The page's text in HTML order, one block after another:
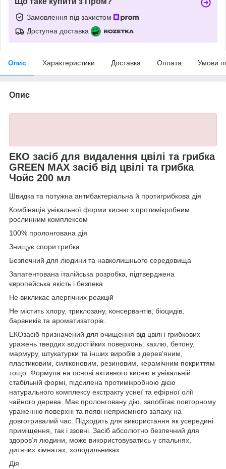
Замовлення під захистом
Доступна доставка
Опис Характеристики Доставка Оплата Умови
Опис
EКО засіб для видалення цвілі та грибка
GREEN MAX засіб від цвілі та грибка
Чойс 200 мл
Швидка та потужна антибактеріальна й протигрибкова дія
Комбінація унікальної форми кисню з протимікробним
рослинним комплексом
100% пролонгована дія
Знищує спори грибка
Безпечний для людини та навколишнього середовища
Запатентована італійська розробка, підтверджена
європейська якість і безпека
Не викликає алергічних реакцій
Не містить хлору, триклозану, консервантів, біоцидів,
барвників та ароматизаторів.
ЕКОзасіб призначений для очищення від цвілі і грибкових
уражень твердих водостійких поверхонь: кахлю, бетону,
мармуру, штукатурки та інших виробів з дерев’яним,
пластиковим, силіконовим, резиновим, керамічним покриттям
тощо. Формула на основі активного кисню в унікальній
стабільній формі, підсилена протимікробною дією
натурального комплексу екстракту уснеї та ефірної олії
чайного дерева. Має пролонговану дію, запобігає повторному
ураженню поверхні та появі неприємного запаху на
довготривалий час. Підходить для використання як усередині
приміщення, так і ззовні. Засіб абсолютно безпечний для
здоров’я людини, може використовуватись у спальнях,
дитячих кімнатах, холодильниках.
Дія